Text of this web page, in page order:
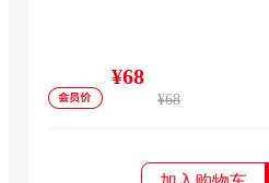
¥68
¥68